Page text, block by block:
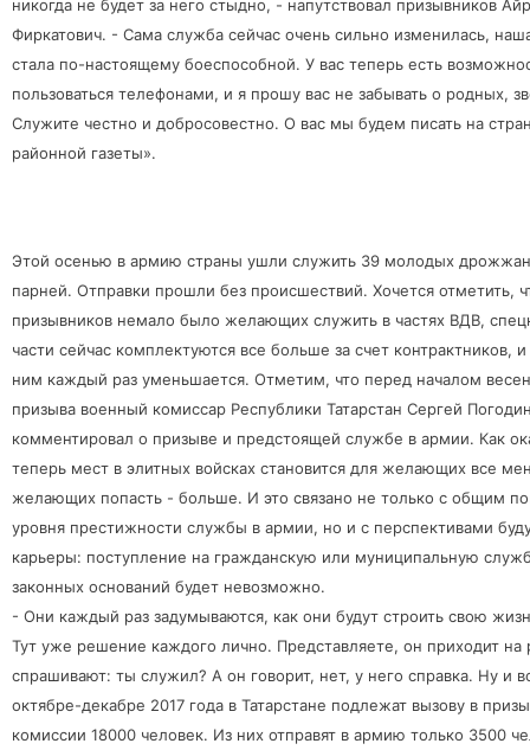
никогда не будет за него стыдно, - напутствовал призывников
Фиркатович. - Сама служба сейчас очень сильно изменилась,
стала по-настоящему боеспособной. У вас теперь есть
пользоваться телефонами, и я прошу вас не забывать о родных,
Служите честно и добросовестно. О вас мы будем писать на
районной газеты».
Этой осенью в армию страны ушли служить 39 молодых
парней. Отправки прошли без происшествий. Хочется отметить,
призывников немало было желающих служить в частях ВДВ,
части сейчас комплектуются все больше за счет контрактников,
ним каждый раз уменьшается. Отметим, что перед началом
призыва военный комиссар Республики Татарстан Сергей
комментировал о призыве и предстоящей службе в армии. Как
теперь мест в элитных войсках становится для желающих все
желающих попасть - больше. И это связано не только с общим
уровня престижности службы в армии, но и с перспективами
карьеры: поступление на гражданскую или муниципальную
законных оснований будет невозможно.
- Они каждый раз задумываются, как они будут строить свою
Тут уже решение каждого лично. Представляете, он приходит на
спрашивают: ты служил? А он говорит, нет, у него справка. Ну и
октябре-декабре 2017 года в Татарстане подлежат вызову в
комиссии 18000 человек. Из них отправят в армию только 3500